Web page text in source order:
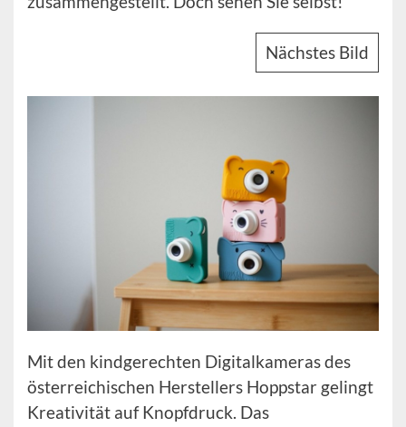
Nächstes Bild
Mit den kindgerechten Digitalkameras des
österreichischen Herstellers Hoppstar gelingt
Kreativität auf Knopfdruck. Das